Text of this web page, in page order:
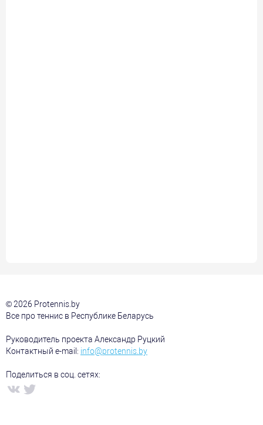
© 2026 Protennis.by
Все про теннис в Республике Беларусь
Руководитель проекта Александр Руцкий
Контактный e-mail: info@protennis.by
Поделиться в соц. сетях: